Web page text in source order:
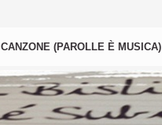
CANZONE (PAROLLE È MUSICA)